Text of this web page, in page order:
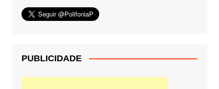
PUBLICIDADE